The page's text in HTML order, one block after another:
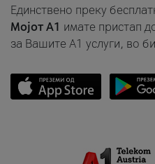
Единствено преку
Мојот A1 имате пристап
за Вашите A1 услуги, во